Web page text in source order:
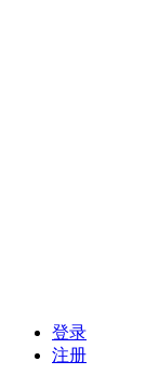
登录
注册